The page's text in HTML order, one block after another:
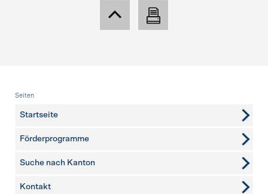
Fusszeile
Seiten
Startseite
Förderprogramme
Suche nach Kanton
weitere Seiten
Kontakt